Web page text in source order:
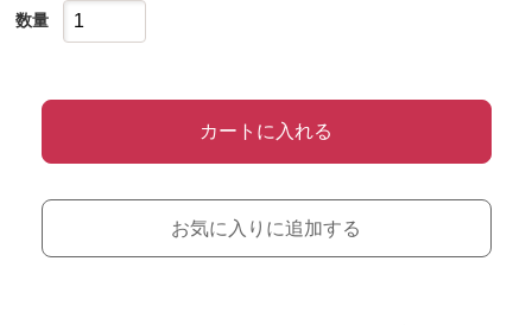
数量
カートに入れる
お気に入りに追加する